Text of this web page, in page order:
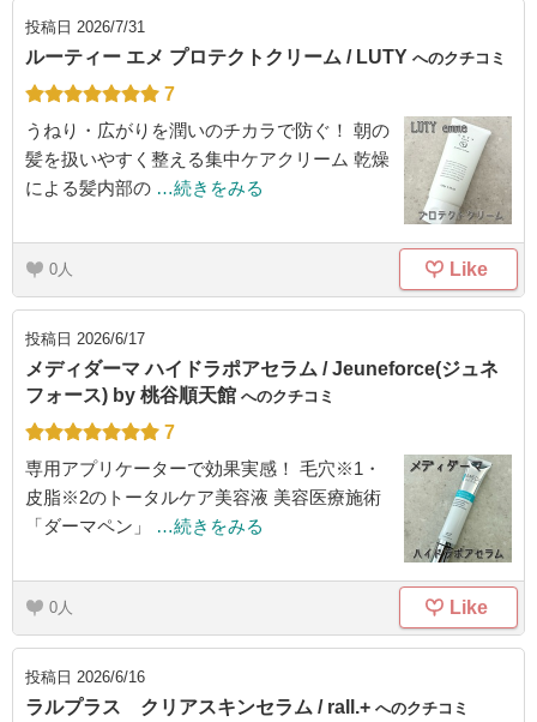
投稿日 2026/7/31
ルーティー エメ プロテクトクリーム / LUTY へのクチコミ
7
うねり・広がりを潤いのチカラで防ぐ！ 朝の
髪を扱いやすく整える集中ケアクリーム 乾燥
による髪内部の …続きをみる
0 Like
投稿日 2026/6/17
メディダーマ ハイドラポアセラム / Jeuneforce(ジュネ
フォース) by 桃谷順天館 へのクチコミ
7
専用アプリケーターで効果実感！ 毛穴※1・
皮脂※2のトータルケア美容液 美容医療施術
「ダーマペン」
…続きをみる
0 Like
投稿日 2026/6/16
ラルプラス クリアスキンセラム / rall.+ へのクチコミ